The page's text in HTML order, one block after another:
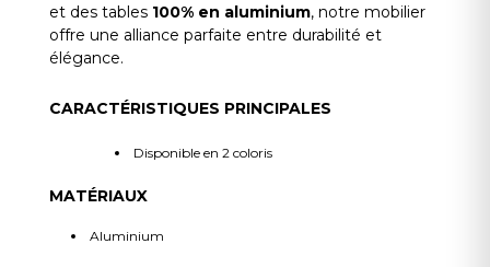
et des tables 100% en aluminium, notre mobilier
offre une alliance parfaite entre durabilité et
élégance.
CARACTÉRISTIQUES PRINCIPALES
Disponible en 2 coloris
MATÉRIAUX
Aluminium